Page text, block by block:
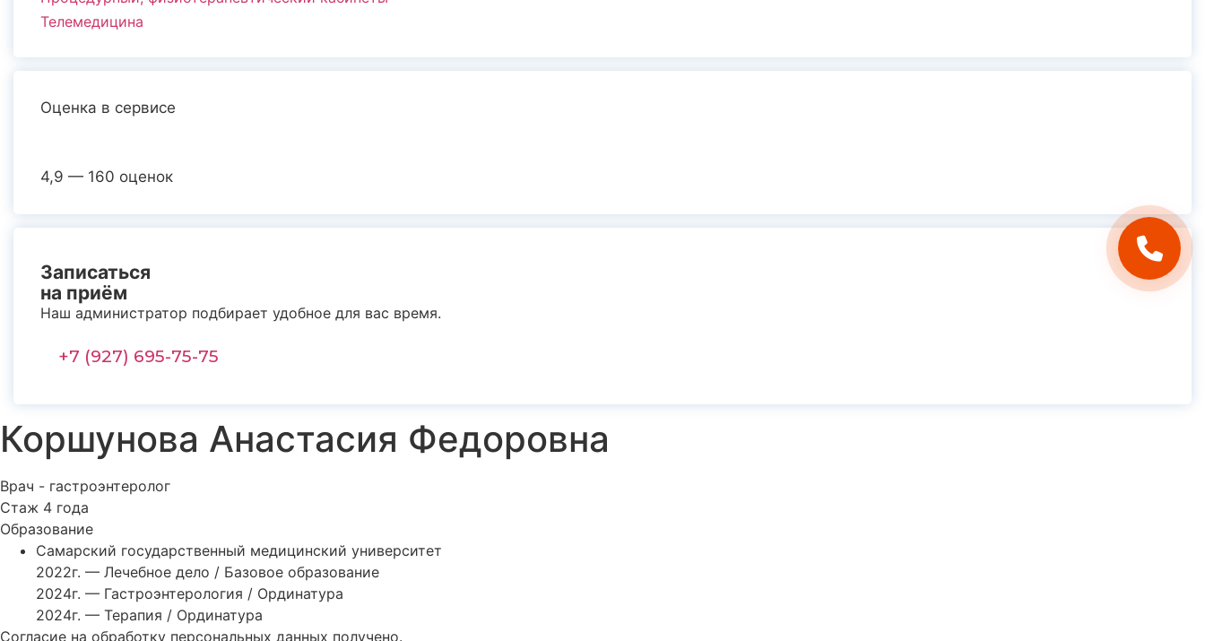
Телемедицина
Оценка в сервисе
4,9 — 160 оценок
Записаться
на приём
Наш администратор подбирает удобное для вас время.
+7 (927) 695-75-75
Коршунова Анастасия Федоровна
Врач - гастроэнтеролог
Стаж 4 года
Образование
Самарский государственный медицинский университет
2022г. — Лечебное дело / Базовое образование
2024г. — Гастроэнтерология / Ординатура
2024г. — Терапия / Ординатура
Согласие на обработку персональных данных получено.